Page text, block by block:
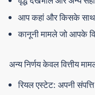
आप कहां और किसके साथ
कानूनी मामले जो आपके
अन्य निर्णय केवल वित्तीय
रियल एस्टेट: अपनी